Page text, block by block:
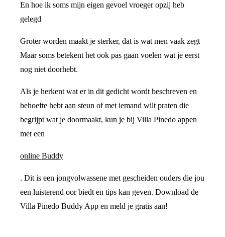
En hoe ik soms mijn eigen gevoel vroeger opzij heb
gelegd
Groter worden maakt je sterker, dat is wat men vaak zegt
Maar soms betekent het ook pas gaan voelen wat je eerst
nog niet doorhebt.
Als je herkent wat er in dit gedicht wordt beschreven en
behoefte hebt aan steun of met iemand wilt praten die
begrijpt wat je doormaakt, kun je bij Villa Pinedo appen
met een
online Buddy
. Dit is een jongvolwassene met gescheiden ouders die jou
een luisterend oor biedt en tips kan geven. Download de
Villa Pinedo Buddy App en meld je gratis aan!